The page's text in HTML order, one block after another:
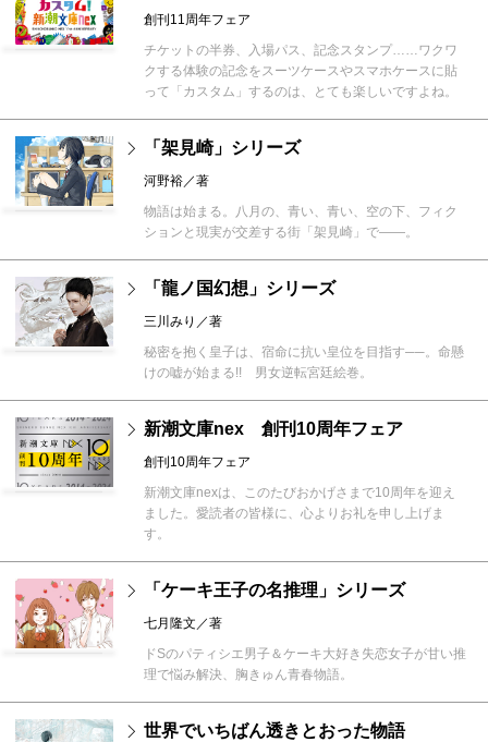
創刊11周年フェア
チケットの半券、入場パス、記念スタンプ……ワクワ
クする体験の記念をスーツケースやスマホケースに貼
って「カスタム」するのは、とても楽しいですよね。
「架見崎」シリーズ
河野裕／著
物語は始まる。八月の、青い、青い、空の下、フィク
ションと現実が交差する街「架見崎」で――。
「龍ノ国幻想」シリーズ
三川みり／著
秘密を抱く皇子は、宿命に抗い皇位を目指す──。命懸
けの嘘が始まる!! 男女逆転宮廷絵巻。
新潮文庫nex 創刊10周年フェア
創刊10周年フェア
新潮文庫nexは、このたびおかげさまで10周年を迎え
ました。愛読者の皆様に、心よりお礼を申し上げま
す。
「ケーキ王子の名推理」シリーズ
七月隆文／著
ドSのパティシエ男子＆ケーキ大好き失恋女子が甘い推
理で悩み解決、胸きゅん青春物語。
世界でいちばん透きとおった物語